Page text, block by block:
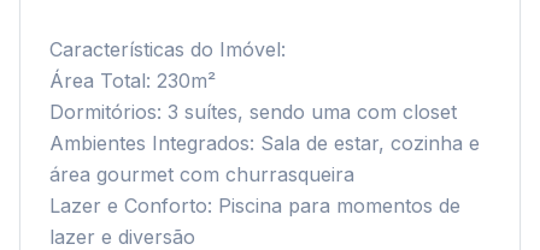
Características do Imóvel:
Área Total: 230m²
Dormitórios: 3 suítes, sendo uma com closet
Ambientes Integrados: Sala de estar, cozinha e
área gourmet com churrasqueira
Lazer e Conforto: Piscina para momentos de
lazer e diversão